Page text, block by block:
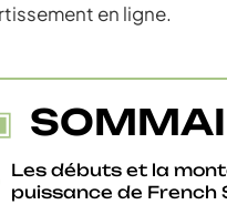
en ligne.
Les débuts et la
puissance de French